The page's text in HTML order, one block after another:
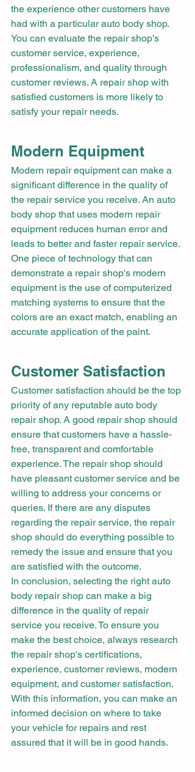
the experience other customers have
had with a particular auto body shop.
You can evaluate the repair shop's
customer service, experience,
professionalism, and quality through
customer reviews. A repair shop with
satisfied customers is more likely to
satisfy your repair needs.
Modern Equipment
Modern repair equipment can make a
significant difference in the quality of
the repair service you receive. An auto
body shop that uses modern repair
equipment reduces human error and
leads to better and faster repair service.
One piece of technology that can
demonstrate a repair shop's modern
equipment is the use of computerized
matching systems to ensure that the
colors are an exact match, enabling an
accurate application of the paint.
Customer Satisfaction
Customer satisfaction should be the top
priority of any reputable auto body
repair shop. A good repair shop should
ensure that customers have a hassle-
free, transparent and comfortable
experience. The repair shop should
have pleasant customer service and be
willing to address your concerns or
queries. If there are any disputes
regarding the repair service, the repair
shop should do everything possible to
remedy the issue and ensure that you
are satisfied with the outcome.
In conclusion, selecting the right auto
body repair shop can make a big
difference in the quality of repair
service you receive. To ensure you
make the best choice, always research
the repair shop's certifications,
experience, customer reviews, modern
equipment, and customer satisfaction.
With this information, you can make an
informed decision on where to take
your vehicle for repairs and rest
assured that it will be in good hands.